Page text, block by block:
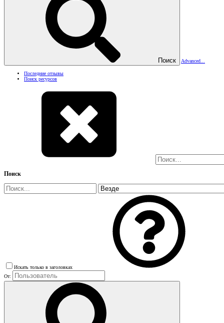
Поиск Advanced...
Последние отзывы
Поиск ресурсов
Поиск
Искать только в заголовках
От: